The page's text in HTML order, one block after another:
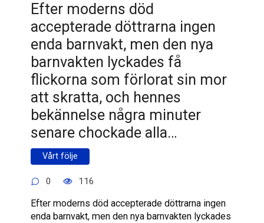
Efter moderns död
accepterade döttrarna ingen
enda barnvakt, men den nya
barnvakten lyckades få
flickorna som förlorat sin mor
att skratta, och hennes
bekännelse några minuter
senare chockade alla…
Vårt följe
0 116
Efter moderns död accepterade döttrarna ingen
enda barnvakt, men den nya barnvakten lyckades